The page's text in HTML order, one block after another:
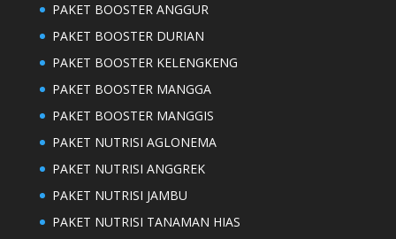
PAKET BOOSTER ANGGUR
PAKET BOOSTER DURIAN
PAKET BOOSTER KELENGKENG
PAKET BOOSTER MANGGA
PAKET BOOSTER MANGGIS
PAKET NUTRISI AGLONEMA
PAKET NUTRISI ANGGREK
PAKET NUTRISI JAMBU
PAKET NUTRISI TANAMAN HIAS